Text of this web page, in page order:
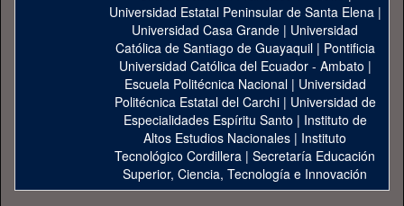
Universidad Estatal Peninsular de Santa Elena|
Universidad Casa Grande | Universidad
Católica de Santiago de Guayaquil| Pontificia
Universidad Católica del Ecuador - Ambato |
Escuela Politécnica Nacional| Universidad
Politécnica Estatal del Carchi| Universidad de
Especialidades Espíritu Santo | Instituto de
Altos Estudios Nacionales | Instituto
Tecnológico Cordillera | Secretaría Educación
Superior, Ciencia, Tecnología e Innovación